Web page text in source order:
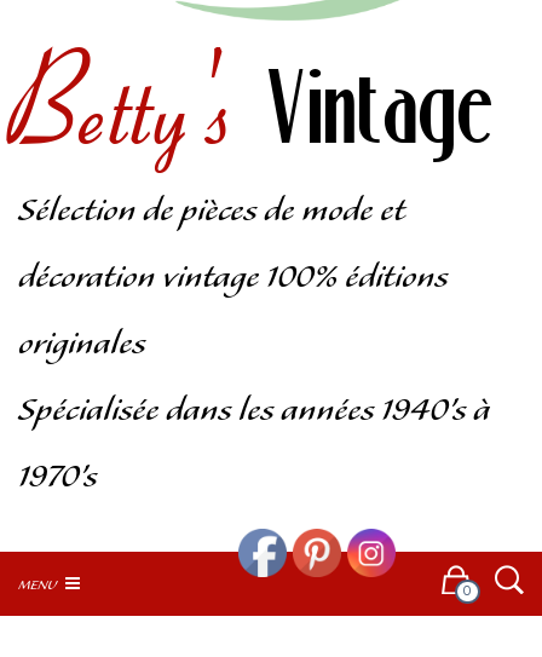
Betty's Vintage
Sélection de pièces de mode et
décoration vintage 100% éditions
originales
Spécialisée dans les années 1940’s à
1970’s
MENU 0